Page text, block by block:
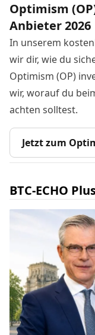
Optimism
Anbieter 2026
In unserem
wir dir, wie du
Optimism (OP)
wir, worauf du
achten solltest.
Jetzt zum
BTC-ECHO